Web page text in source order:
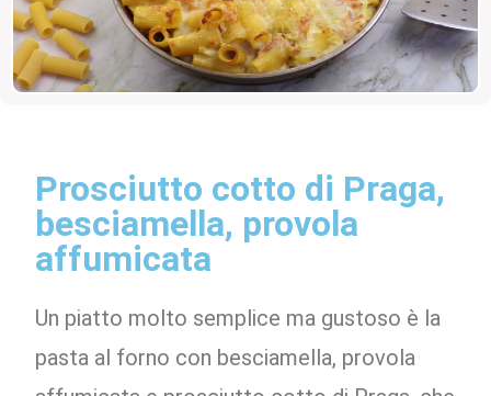
Prosciutto cotto di Praga,
besciamella, provola
affumicata
Un piatto molto semplice ma gustoso è la
pasta al forno con besciamella, provola